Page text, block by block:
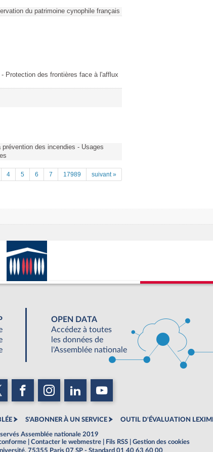
du patrimoine cynophile français
Protection des frontières face à l'afflux
des incendies - Usages
4 5 6 7 17989 suivant »
OPEN DATA
Accédez à toutes
les données de
l'Assemblée nationale
S'ABONNER À UN SERVICE OUTIL D'ÉVALUATION
Assemblée nationale 2019
Contacter le webmestre Fils RSS
Gestion des cookies
75355 Paris 07 SP - Standard 01 40 63 60 00